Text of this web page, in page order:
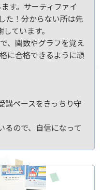
す。サーティファイ
た！分からない所は先
ています。
、関数やグラフを覚え
に合格できるように頑
講ペースをきっちり守
るので、自信になって